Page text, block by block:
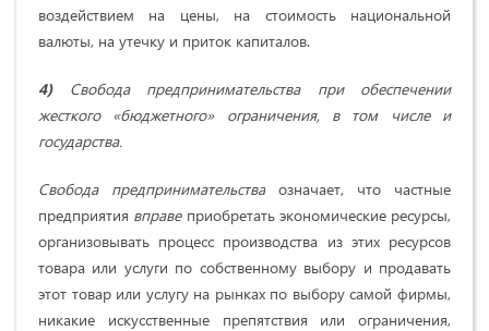
воздействием на цены, на стоимость национальной
валюты, на утечку и приток капиталов.
4)Свобода предпринимательства при обеспечении
жесткого «бюджетного» ограничения, в том числе и
государства.
Свобода предпринимательства означает, что частные
предприятия вправеприобретать экономические ресурсы,
организовывать процесс производства из этих ресурсов
товара или услуги по собственному выбору и продавать
этот товар или услугу на рынках по выбору самой фирмы,
никакие искусственные препятствия или ограничения,